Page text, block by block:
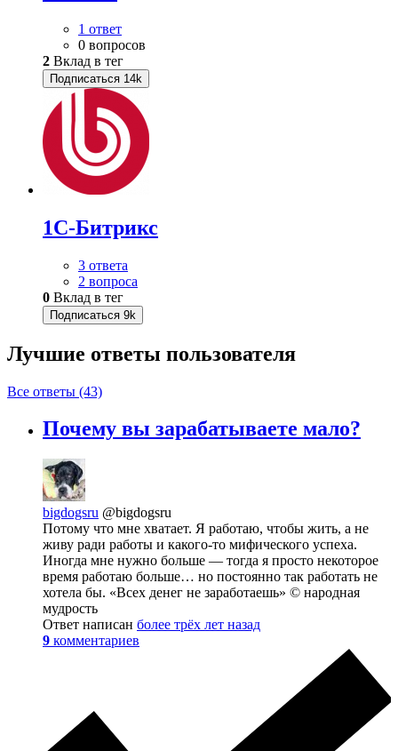
1 ответ
0 вопросов
2 Вклад в тег
Подписаться 14k
1С-Битрикс
3 ответа
2 вопроса
0 Вклад в тег
Подписаться 9k
Лучшие ответы пользователя
Все ответы (43)
Почему вы зарабатываете мало?
bigdogsru @bigdogsru
Потому что мне хватает. Я работаю, чтобы жить, а не
живу ради работы и какого-то мифического успеха.
Иногда мне нужно больше — тогда я просто некоторое
время работаю больше… но постоянно так работать не
хотела бы. «Всех денег не заработаешь» © народная
мудрость
Ответ написан более трёх лет назад
9 комментариев